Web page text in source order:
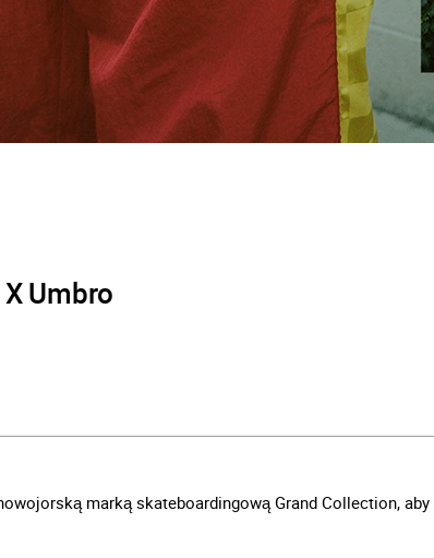
Umbro
marką skateboardingową Grand Collection,